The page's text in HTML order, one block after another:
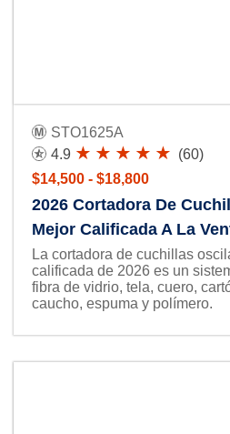
STO1625A
4.9
(60)
$14,500 - $18,800
2026 Cortadora De
Mejor Calificada A La
La cortadora de cuchillas
calificada de 2026 es un
fibra de vidrio, tela, cuero,
caucho, espuma y polímero.